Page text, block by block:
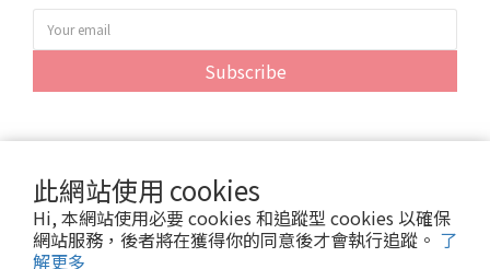
此網站使用 cookies
Hi, 本網站使用必要 cookies 和追蹤型 cookies 以確保
網站服務，後者將在獲得你的同意後才會執行追蹤。 了
解更多
Subscribe